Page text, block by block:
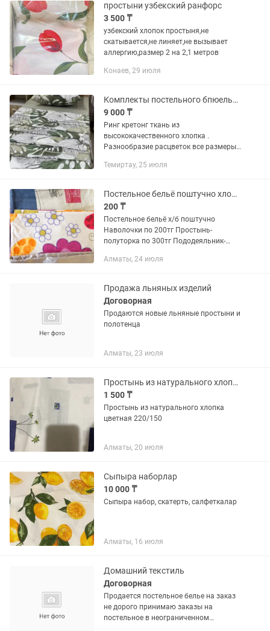
простыни узбекский ранфорс
3 500 ₸
узбекский хлопок простыня,не
скатывается,не линяет,не вызывает
аллергию,размер 2 на 2,1 метров
Конаев, 29 июля
Комплекты постельного бпюелья 100% хлопок ринг кретон
9 000 ₸
Ринг кретонг ткань из
высококачественного хлопка .
Разнообразие расцветок все размеры
Темиртау, 25 июля
Постельное бельё поштучно хлопок б/у
200 ₸
Постельное бельё х/б поштучно
Наволочки по 200тг Простынь-
полуторка по 300тг Пододеяльник-
в районе ТРЦ Максима
Алматы, 24 июля
Продажа льняных изделий
Договорная
Продаются новые льняные простыни и
полотенца
Алматы, 23 июля
Простынь из натурального хлопка 220/150
1 500 ₸
Простынь из натурального хлопка
цветная 220/150
Алматы, 20 июля
Сыпыра наборлар
10 000 ₸
Сыпыра набор, скатерть, салфеткалар
Алматы, 16 июля
Домашний текстиль
Договорная
Продается постельное белье на заказ
не дорого принимаю заказы на
постельное в неограниченном